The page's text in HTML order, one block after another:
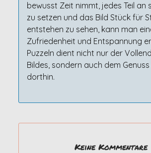
bewusst Zeit nimmt, jedes Teil an
zu setzen und das Bild Stück für
entstehen zu sehen, kann man
Zufriedenheit und Entspannung
Puzzeln dient nicht nur der
Bildes, sondern auch dem
dorthin.
Keine Kommentare